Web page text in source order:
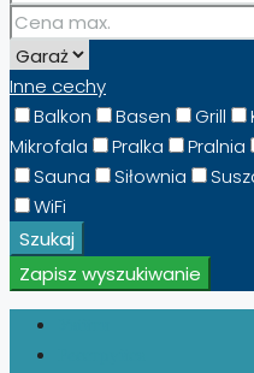
Inne cechy
Balkon
Basen Grill
Mikrofala
Pralka Pralnia
Sauna
Siłownia
WiFi
Szukaj
Zapisz wyszukiwanie